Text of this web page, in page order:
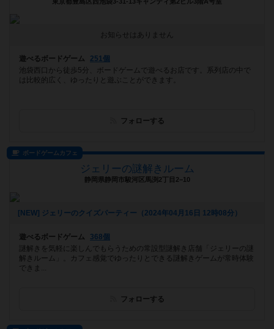
お知らせはありません
遊べるボードゲーム
251個
池袋西口から徒歩5分、ボードゲームで遊べるお店です。系列店の中で
は比較的広く、ゆったりと遊ぶことができます。
フォローする
ボードゲームカフェ
ジェリーの謎解きルーム
静岡県静岡市駿河区馬渕2丁目2−10
[NEW] ジェリーのクイズパーティー（2024年04月16日 12時08分）
遊べるボードゲーム
368個
謎解きを気軽に楽しんでもらうための常設型謎解き店舗「ジェリーの謎
解きルーム」。カフェ感覚でゆったりとできる謎解きゲームが常時体験
できま...
フォローする